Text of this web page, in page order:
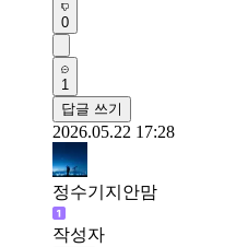
0
1
답글 쓰기
2026.05.22 17:28
정수기지안맘
작성자